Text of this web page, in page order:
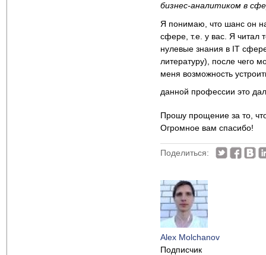
бизнес-аналитиком в
Я понимаю, что шанс он
сфере, т.е. у вас. Я читал
нулевые знания в IT
литературу), после чего
меня возможность
данной профессии это
Прошу прощение за то,
Огромное вам спасибо!
Поделиться:
Alex Molchanov
Подписчик